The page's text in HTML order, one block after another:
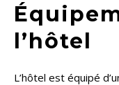
l’hôtel
L’hôtel est équipé